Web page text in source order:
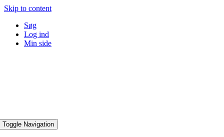
Skip to content
Søg
Log ind
Min side
Toggle Navigation